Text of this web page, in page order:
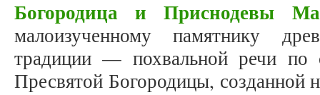
Богородица и Приснодевы
малоизученному памятнику
традиции — похвальной речи по
Пресвятой Богородицы, созданной